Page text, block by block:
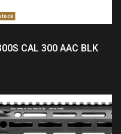
CAL 300 AAC BLK